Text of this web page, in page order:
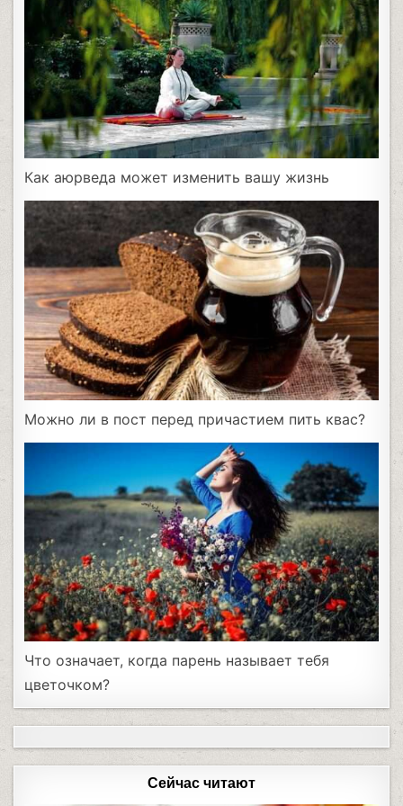
Как аюрведа может изменить вашу жизнь
Можно ли в пост перед причастием пить квас?
Что означает, когда парень называет тебя
цветочком?
Сейчас читают